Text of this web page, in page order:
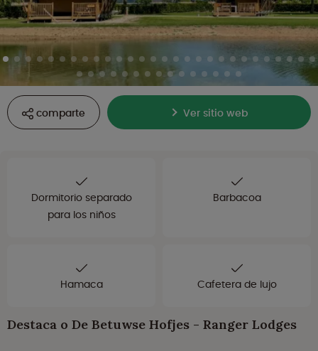
comparte Ver sitio web
Dormitorio separado
para los niños
Barbacoa
Hamaca Cafetera de lujo
Destaca o De Betuwse Hofjes - Ranger Lodges